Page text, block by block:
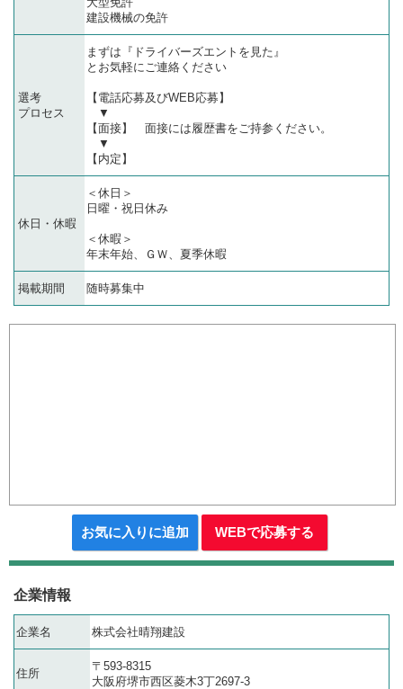
建設機械の免許
選考
プロセス
まずは『ドライバーズエントを見た』
とお気軽にご連絡ください
【電話応募及びWEB応募】
▼
【面接】 面接には履歴書をご持参ください。
▼
【内定】
休日・休暇
＜休日＞
日曜・祝日休み
＜休暇＞
年末年始、ＧＷ、夏季休暇
掲載期間 随時募集中
お気に入りに追加 WEBで応募する
企業情報
企業名 株式会社晴翔建設
住所
〒593-8315
大阪府堺市西区菱木3丁2697-3